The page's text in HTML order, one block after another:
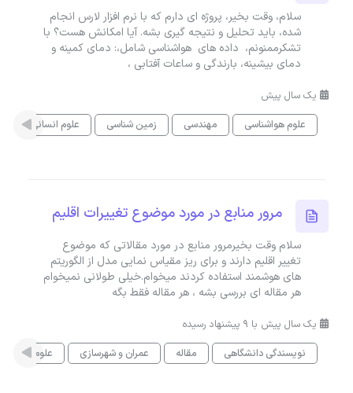
سلام، وقت بخیر، پروژه ای دارم که با نرم افزار لارس انجام
شده، باید تحلیل و نتیجه گیری بشه. آیا امکانش هست؟ با
تشکرممنونم، داده های هواشناسی شامل،: دمای کمینه و
دمای بیشینه، بارندگی و ساعات آفتابی ،
یک سال پیش
علوم هواشناسی
مهندسی زمین شناسی علوم انسانی
مرور منابع در مورد موضوع تغییرات اقلیم
سلام وقت بخیرمرور منابع در مورد مقالاتی که موضوع
تغییر اقلیم دارند و برای ریز مقیاس نمایی مدل از الگوریتم
های هوشمند استفاده کردند میخوام.خیلی طولانی نمیخوام
هر مقاله ای بررسی بشه ، هر مقاله فقط بگه
یک سال پیش با 9 پیشنهاد رسیده
نویسندگی دانشگاهی
مقاله عمران و شهرسازی علوم